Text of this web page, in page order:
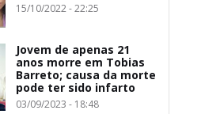
15/10/2022 - 22:25
Jovem de apenas 21
anos morre em Tobias
Barreto; causa da morte
pode ter sido infarto
03/09/2023 - 18:48